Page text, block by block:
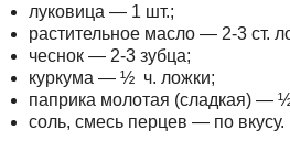
луковица — 1 шт.;
растительное масло — 2-3 ст.
чеснок — 2-3 зубца;
куркума — ½ ч. ложки;
паприка молотая (сладкая) —
соль, смесь перцев — по вкусу.